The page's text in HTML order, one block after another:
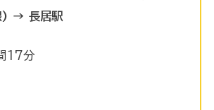
) → 長居駅
17分